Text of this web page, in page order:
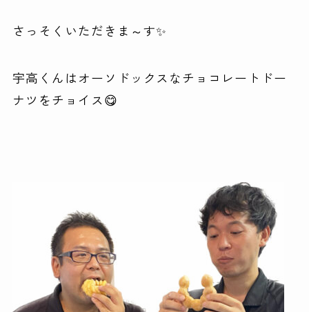
さっそくいただきま～す✨
宇高くんはオーソドックスなチョコレートドー
ナツをチョイス😋